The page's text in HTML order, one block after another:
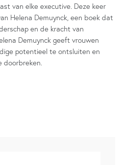
van elke executive. Deze keer
Helena Demuynck, een boek dat
en de kracht van
Demuynck geeft vrouwen
potentieel te ontsluiten en
doorbreken.